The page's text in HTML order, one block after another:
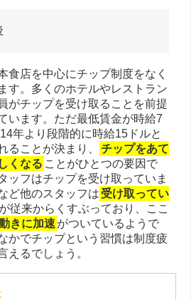
食店を中心にチップ制度をなく
す。多くのホテルやレストラン
がチップを受け取ることを前提
います。ただ最低賃金が時給7
年より段階的に時給15ドルと
ることが決まり、
チップをあて
くなる ことがひとつの要因で
ッフはチップを受け取っていま
ど他のスタッフは 受け取ってい
が従来からくすぶっており、ここ
きに加速 がついているようで
かでチップという習慣は制度疲
えるでしょう。